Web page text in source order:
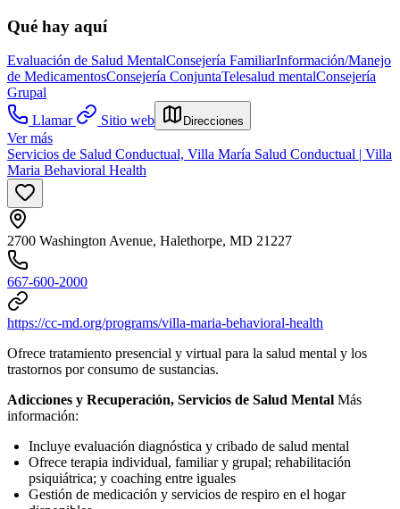
Qué hay aquí
Evaluación de Salud MentalConsejería FamiliarInformación/Manejo
de MedicamentosConsejería ConjuntaTelesalud mentalConsejería
Grupal
Llamar
Sitio web Direcciones
Ver más
Servicios de Salud Conductual, Villa María Salud Conductual | Villa
Maria Behavioral Health
2700 Washington Avenue, Halethorpe, MD 21227
667-600-2000
https://cc-md.org/programs/villa-maria-behavioral-health
Ofrece tratamiento presencial y virtual para la salud mental y los
trastornos por consumo de sustancias.
Adicciones y Recuperación, Servicios de Salud Mental Más
información:
Incluye evaluación diagnóstica y cribado de salud mental
Ofrece terapia individual, familiar y grupal; rehabilitación
psiquiátrica; y coaching entre iguales
Gestión de medicación y servicios de respiro en el hogar